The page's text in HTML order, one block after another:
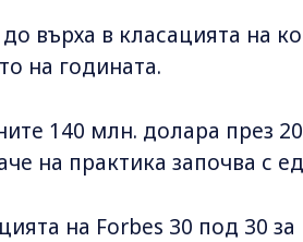
върха в класацията на
на годината.
140 млн. долара през
на практика започва с
на Forbes 30 под 30 за